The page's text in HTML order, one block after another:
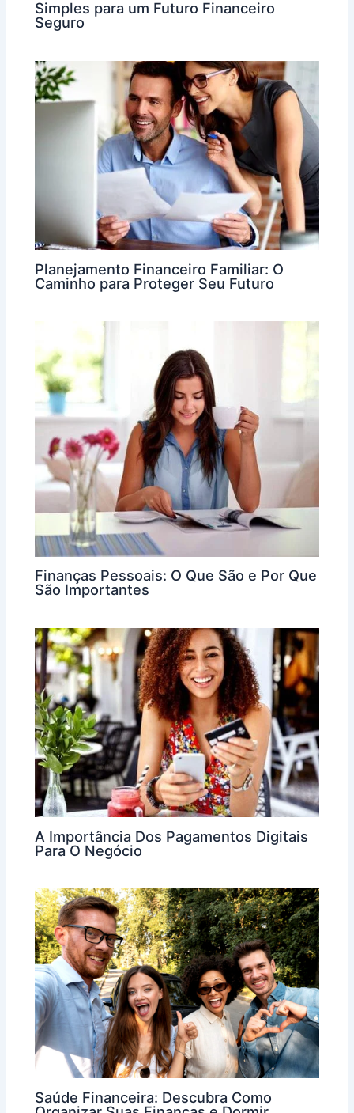
Simples para um Futuro Financeiro
Seguro
Planejamento Financeiro Familiar: O
Caminho para Proteger Seu Futuro
Finanças Pessoais: O Que São e Por Que
São Importantes
A Importância Dos Pagamentos Digitais
Para O Negócio
Saúde Financeira: Descubra Como